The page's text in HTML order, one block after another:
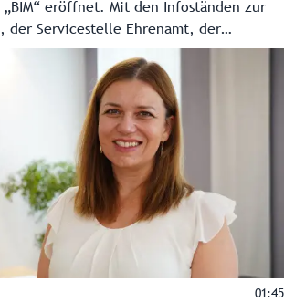
„BIM“ eröffnet. Mit den Infoständen zur
der Servicestelle Ehrenamt, der
sowie den Landwirtschaftlichen
auch das Land Salzburg heuer wieder
mit Rat und Tat beiseite.
01:45